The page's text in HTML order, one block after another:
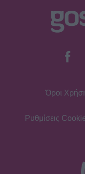
Ο Light ποζάρει
πρώτες
λόγω φαρυγγίτιδας
Όροι
Ρυθμίσεις